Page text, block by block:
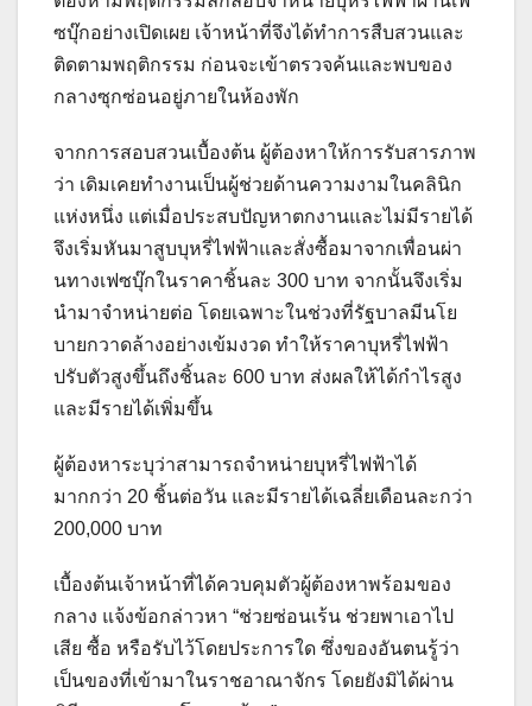
ซบุ๊กอย่างเปิดเผย เจ้าหน้าที่จึงได้ทำการสืบสวนและ
ติดตามพฤติกรรม ก่อนจะเข้าตรวจค้นและพบของ
กลางซุกซ่อนอยู่ภายในห้องพัก
จากการสอบสวนเบื้องต้น ผู้ต้องหาให้การรับสารภาพ
ว่า เดิมเคยทำงานเป็นผู้ช่วยด้านความงามในคลินิก
แห่งหนึ่ง แต่เมื่อประสบปัญหาตกงานและไม่มีรายได้
จึงเริ่มหันมาสูบบุหรี่ไฟฟ้าและสั่งซื้อมาจากเพื่อนผ่า
นทางเฟซบุ๊กในราคาชิ้นละ 300 บาท จากนั้นจึงเริ่ม
นำมาจำหน่ายต่อ โดยเฉพาะในช่วงที่รัฐบาลมีนโย
บายกวาดล้างอย่างเข้มงวด ทำให้ราคาบุหรี่ไฟฟ้า
ปรับตัวสูงขึ้นถึงชิ้นละ 600 บาท ส่งผลให้ได้กำไรสูง
และมีรายได้เพิ่มขึ้น
ผู้ต้องหาระบุว่าสามารถจำหน่ายบุหรี่ไฟฟ้าได้
มากกว่า 20 ชิ้นต่อวัน และมีรายได้เฉลี่ยเดือนละกว่า
200,000 บาท
เบื้องต้นเจ้าหน้าที่ได้ควบคุมตัวผู้ต้องหาพร้อมของ
กลาง แจ้งข้อกล่าวหา “ช่วยซ่อนเร้น ช่วยพาเอาไป
เสีย ซื้อ หรือรับไว้โดยประการใด ซึ่งของอันตนรู้ว่า
เป็นของที่เข้ามาในราชอาณาจักร โดยยังมิได้ผ่าน